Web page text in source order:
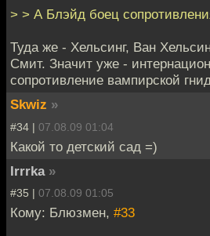
> > А Блэйд боец
Туда же - Хельсинг, Ван
Смит. Значит уже -
сопротивление вампирской
Skwiz »
#34 | 07.08.09 01:04
Какой то детский сад =)
Irrrka »
#35 | 07.08.09 01:05
Кому: Блюзмен, #33